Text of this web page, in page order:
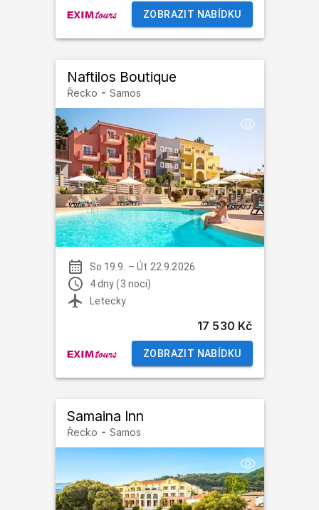
ZOBRAZIT NABÍDKU
Naftilos Boutique
Řecko - Samos
So 19.9. –Út 22.9.2026
4 dny (3 noci)
Letecky
17 530 Kč
ZOBRAZIT NABÍDKU
Samaina Inn
Řecko - Samos